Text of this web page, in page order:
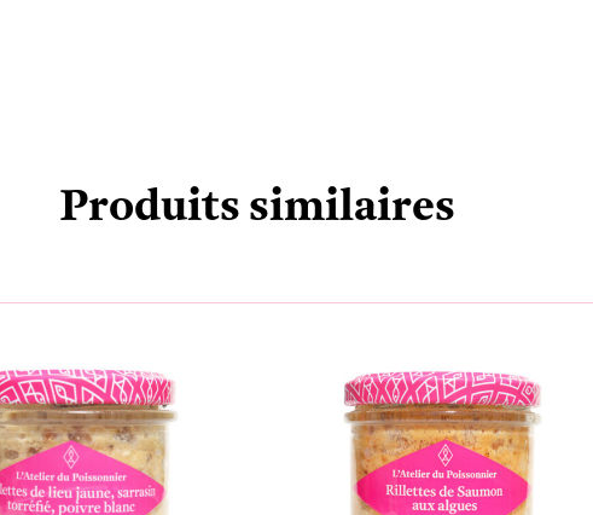
Produits similaires